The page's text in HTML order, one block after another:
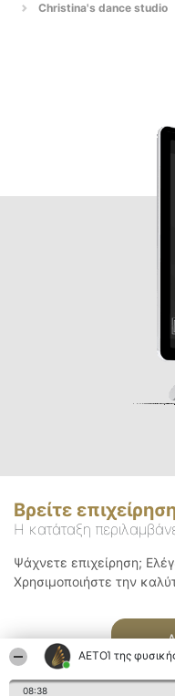
ΑΕΤΟΊ της
08:38
Christina's dance studio
Βρείτε
Η κατάταξη
Ψάχνετε επιχείρηση;
Χρησιμοποιήστε την